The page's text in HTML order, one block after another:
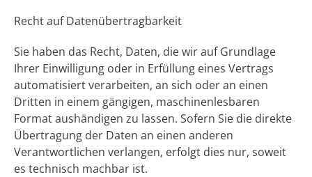
Recht auf Datenübertragbarkeit
Sie haben das Recht, Daten, die wir auf Grundlage
Ihrer Einwilligung oder in Erfüllung eines Vertrags
automatisiert verarbeiten, an sich oder an einen
Dritten in einem gängigen, maschinenlesbaren
Format aushändigen zu lassen. Sofern Sie die direkte
Übertragung der Daten an einen anderen
Verantwortlichen verlangen, erfolgt dies nur, soweit
es technisch machbar ist.